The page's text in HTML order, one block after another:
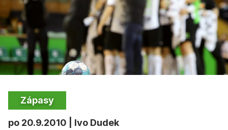
Zápasy
po 20.9.2010 | Ivo Dudek